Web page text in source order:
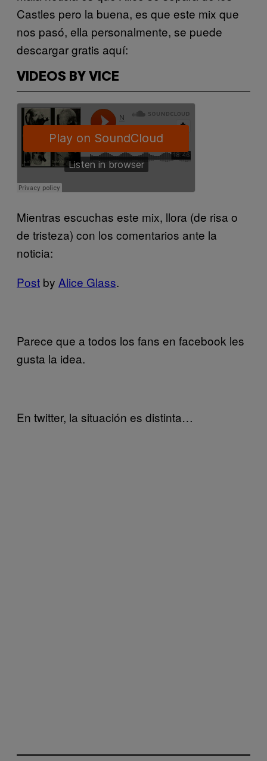
Castles pero la buena, es que este mix que
nos pasó, ella personalmente, se puede
descargar gratis aquí:
VIDEOS BY VICE
Mientras escuchas este mix, llora (de risa o
de tristeza) con los comentarios ante la
noticia:
Post by Alice Glass.
Parece que a todos los fans en facebook les
gusta la idea.
En twitter, la situación es distinta…